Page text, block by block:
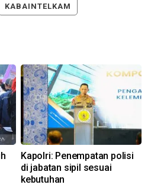
KABAINTELKAM
Kapolri: Penempatan polisi
di jabatan sipil sesuai
kebutuhan